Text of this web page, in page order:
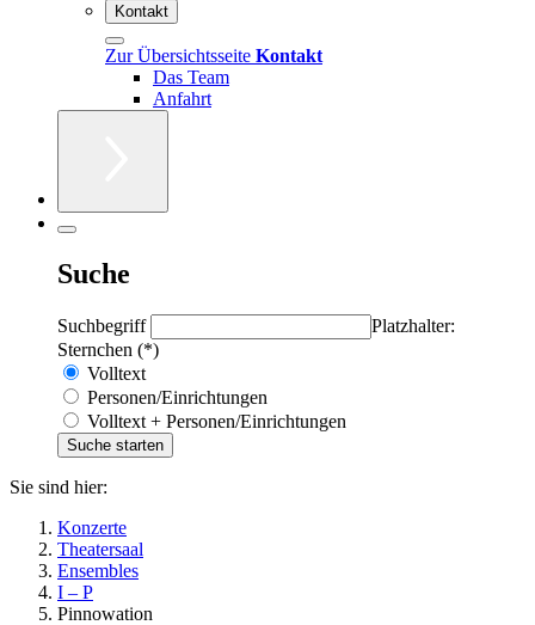
Kontakt
Zur Übersichtsseite Kontakt
Das Team
Anfahrt
Suche
Suchbegriff
Platzhalter:
Sternchen (*)
Volltext
Personen/Einrichtungen
Volltext + Personen/Einrichtungen
Sie sind hier:
Konzerte
Theatersaal
Ensembles
I – P
Pinnowation